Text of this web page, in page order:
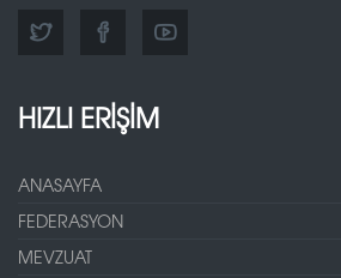
HIZLI ERİŞİM
ANASAYFA
FEDERASYON
MEVZUAT